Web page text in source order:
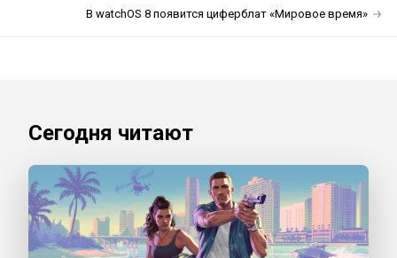
В watchOS 8 появится циферблат «Мировое время»
Сегодня читают